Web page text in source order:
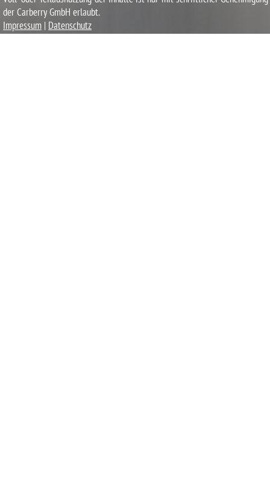
der Carberry GmbH erlaubt.
Impressum | Datenschutz